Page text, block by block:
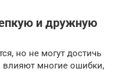
и дружную
но не могут достичь
влияют многие ошибки,